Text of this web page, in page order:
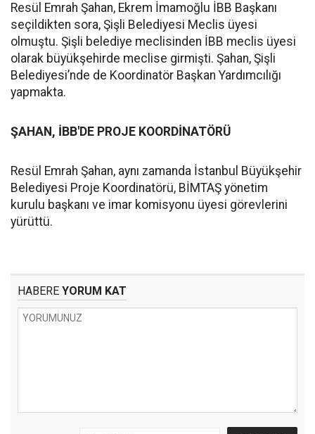
Resül Emrah Şahan, Ekrem İmamoğlu İBB Başkanı
seçildikten sora, Şişli Belediyesi Meclis üyesi
olmuştu. Şişli belediye meclisinden İBB meclis üyesi
olarak büyükşehirde meclise girmişti. Şahan, Şişli
Belediyesi’nde de Koordinatör Başkan Yardımcılığı
yapmakta.
ŞAHAN, İBB'DE PROJE KOORDİNATÖRÜ
Resül Emrah Şahan, aynı zamanda İstanbul Büyükşehir
Belediyesi Proje Koordinatörü, BİMTAŞ yönetim
kurulu başkanı ve imar komisyonu üyesi görevlerini
yürüttü.
HABERE YORUM KAT